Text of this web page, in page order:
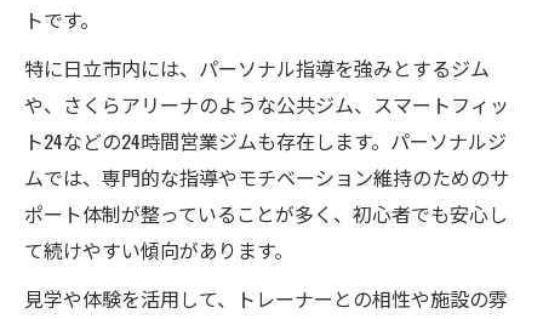
トです。
特に日立市内には、パーソナル指導を強みとするジム
や、さくらアリーナのような公共ジム、スマートフィッ
ト24などの24時間営業ジムも存在します。パーソナルジ
ムでは、専門的な指導やモチベーション維持のためのサ
ポート体制が整っていることが多く、初心者でも安心し
て続けやすい傾向があります。
見学や体験を活用して、トレーナーとの相性や施設の雰